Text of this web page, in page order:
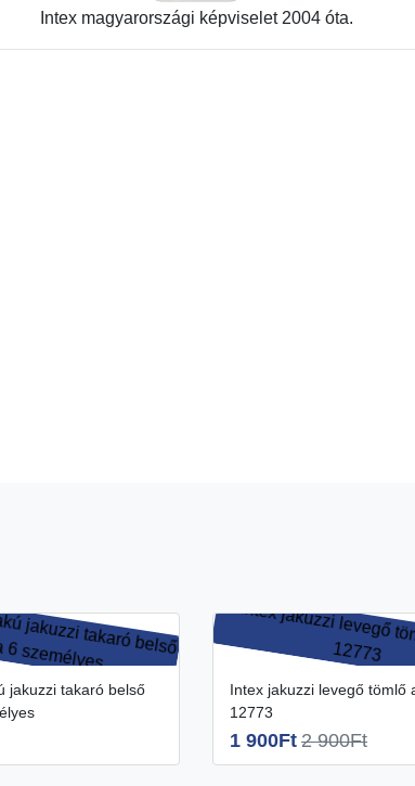
Intex magyarországi képviselet 2004 óta.
Intex jakuzzi levegő tömlő adapter
12773
1 900Ft 2 900Ft